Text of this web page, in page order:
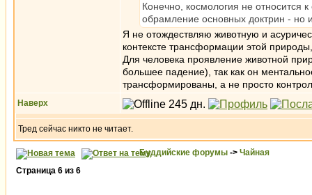
Конечно, космология не
обрамление основных доктрин - но
Я не отождествляю животную и
контексте трансформации этой
Для человека проявление животной
большее падение), так как он
трансформированы, а не просто
Наверх
Тред сейчас никто не читает.
Буддийские форумы -> Чайная
Страница 6 из 6